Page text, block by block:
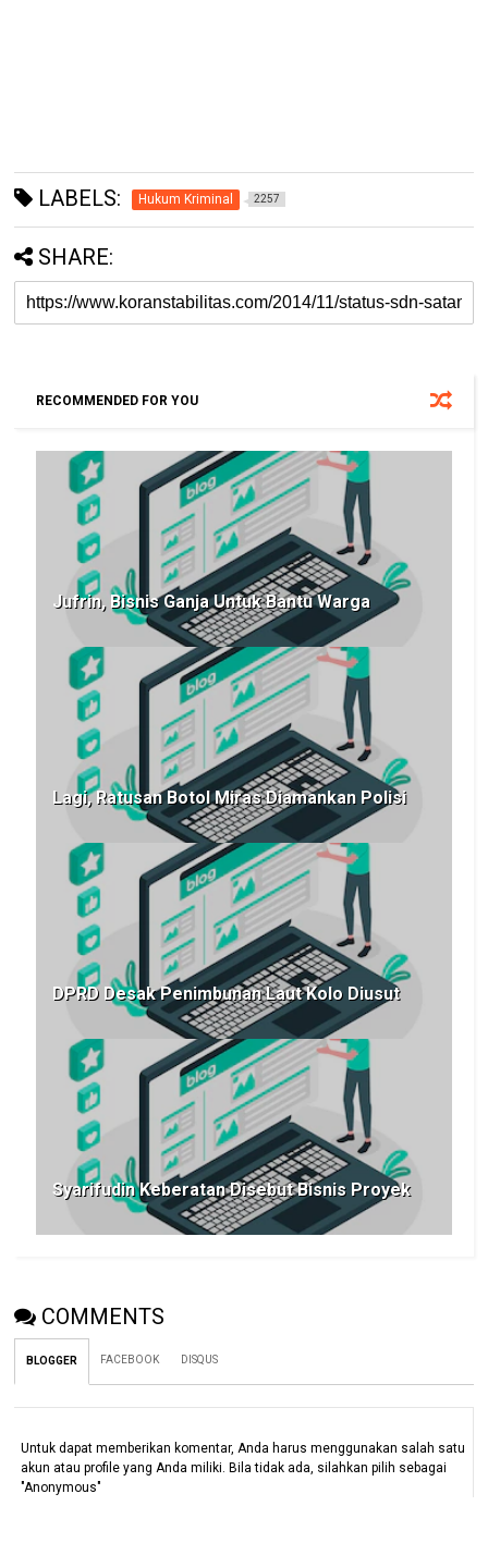
LABELS: Hukum Kriminal 2257
SHARE:
RECOMMENDED FOR YOU
Jufrin, Bisnis Ganja Untuk Bantu Warga
Lagi, Ratusan Botol Miras Diamankan Polisi
DPRD Desak Penimbunan Laut Kolo Diusut
Syarifudin Keberatan Disebut Bisnis Proyek
COMMENTS
BLOGGER FACEBOOK DISQUS
Untuk dapat memberikan komentar, Anda harus menggunakan salah satu
akun atau profile yang Anda miliki. Bila tidak ada, silahkan pilih sebagai
"Anonymous"